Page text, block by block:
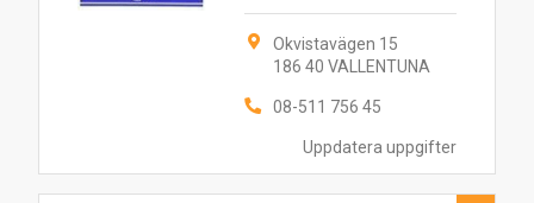
Uppdatera uppgifter
Okvistavägen 15
186 40 VALLENTUNA
08-511 756 45